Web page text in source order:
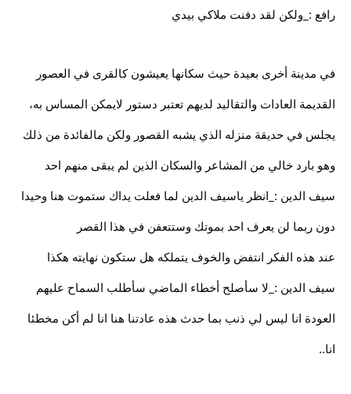
رافع :_ولكن لقد دفنت ملاكي بيدي
في مدينة أخرى بعيدة حيث سكانها يعيشون كالقرى في العصور
القديمة العادات والتقاليد لديهم تعتبر دستور لايمكن المساس به،
يجلس في حديقة منزله الذي يشبه القصور ولكن مالفائدة من ذلك
وهو بارد خالي من المشاعر والسكان الذين لم يبقى منهم احد
سيف الدين :_انظر ياسيف الدين لما فعلت يداك ستموت هنا وحيدا
دون ربما لن يعرف احد بموتك وستتعفن في هذا القصر
عند هذه الفكر انتفض والخوف يتملكه هل ستكون نهايته هكذا
سيف الدين :_لا سأصلح أخطاء الماضي سأطلب السماح عليهم
العودة انا ليس لي ذنب بما حدث هذه عادتنا هنا انا لم أكن مخطئا
انا..